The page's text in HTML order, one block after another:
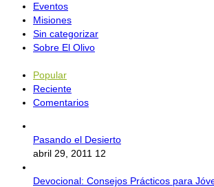
Eventos
Misiones
Sin categorizar
Sobre El Olivo
Popular
Reciente
Comentarios
Pasando el Desierto
abril 29, 2011 12
Devocional: Consejos Prácticos para